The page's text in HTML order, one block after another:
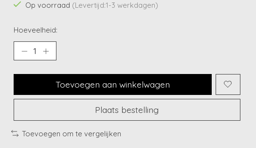
Op voorraad (Levertijd:1-3 werkdagen)
Hoeveelheid:
Toevoegen aan winkelwagen
Plaats bestelling
Toevoegen om te vergelijken